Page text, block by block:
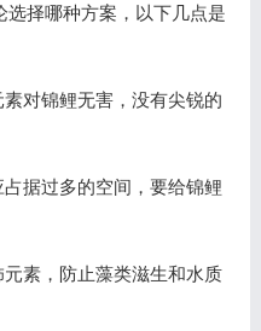
选择哪种方案，以下几点是
对锦鲤无害，没有尖锐的
据过多的空间，要给锦鲤
素，防止藻类滋生和水质